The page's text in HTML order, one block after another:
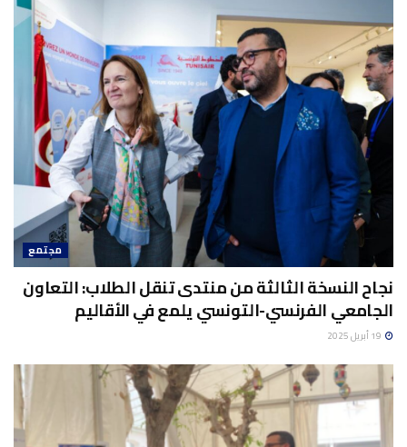
مجتمع
نجاح النسخة الثالثة من منتدى تنقل الطلاب: التعاون
الجامعي الفرنسي-التونسي يلمع في الأقاليم